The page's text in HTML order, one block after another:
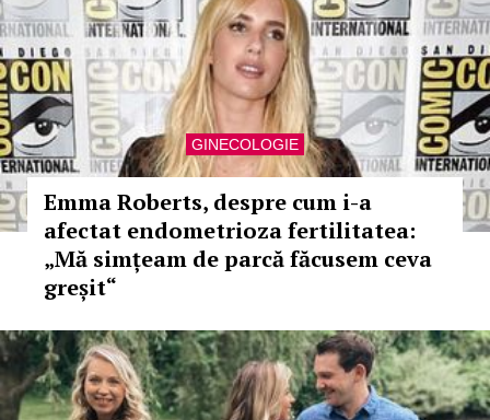
GINECOLOGIE
Emma Roberts, despre cum i-a
afectat endometrioza fertilitatea:
„Mă simțeam de parcă făcusem ceva
greșit“